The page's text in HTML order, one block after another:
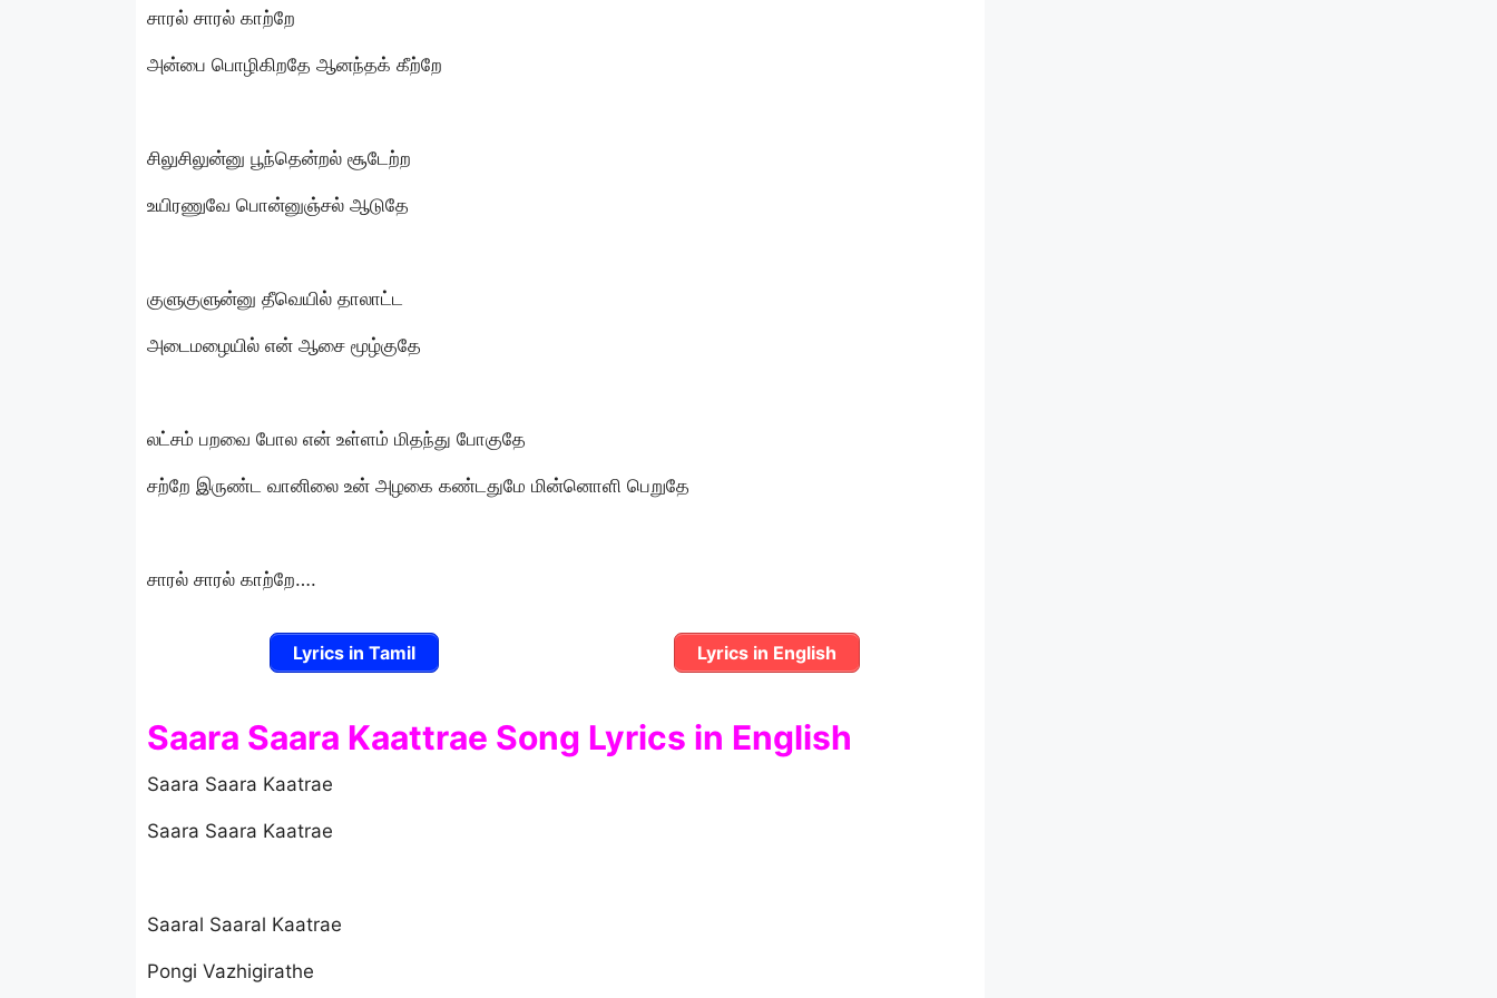
சாரல் சாரல் காற்றே
அன்பை பொழிகிறதே ஆனந்தக் கீற்றே
சிலுசிலுன்னு பூந்தென்றல் சூடேற்ற
உயிரணுவே பொன்னுஞ்சல் ஆடுதே
குளுகுளுன்னு தீவெயில் தாலாட்ட
அடைமழையில் என் ஆசை மூழ்குதே
லட்சம் பறவை போல என் உள்ளம் மிதந்து போகுதே
சற்றே இருண்ட வானிலை உன் அழகை கண்டதுமே மின்னொளி பெறுதே
சாரல் சாரல் காற்றே….
Lyrics in Tamil Lyrics in English
Saara Saara Kaattrae Song Lyrics in English
Saara Saara Kaatrae
Saara Saara Kaatrae
Saaral Saaral Kaatrae
Pongi Vazhigirathe